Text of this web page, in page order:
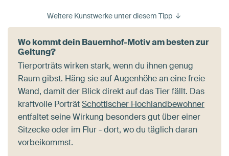
Weitere Kunstwerke unter diesem Tipp
Wo kommt dein Bauernhof-Motiv am besten zur
Geltung?
Tierporträts wirken stark, wenn du ihnen genug
Raum gibst. Häng sie auf Augenhöhe an eine freie
Wand, damit der Blick direkt auf das Tier fällt. Das
kraftvolle PorträtSchottischer Hochlandbewohner
entfaltet seine Wirkung besonders gut über einer
Sitzecke oder im Flur - dort, wo du täglich daran
vorbeikommst.